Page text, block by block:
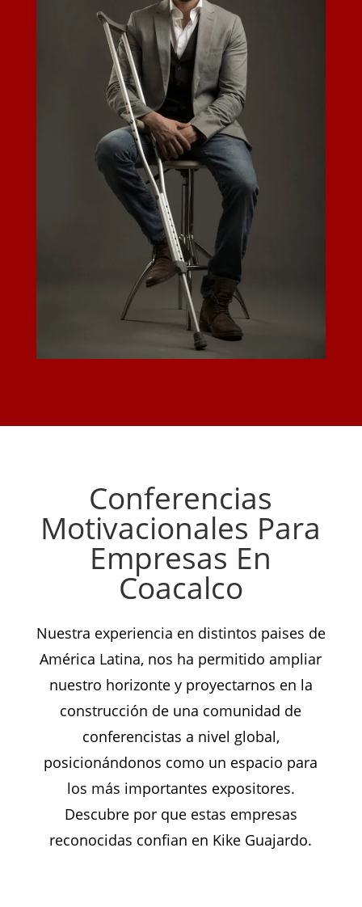
Conferencias
Motivacionales Para
Empresas En
Coacalco
Nuestra experiencia en distintos paises de
América Latina, nos ha permitido ampliar
nuestro horizonte y proyectarnos en la
construcción de una comunidad de
conferencistas a nivel global,
posicionándonos como un espacio para
los más importantes expositores.
Descubre por que estas empresas
reconocidas confian en Kike Guajardo.